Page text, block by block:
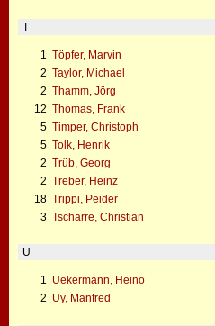
T
1 Töpfer, Marvin
2 Taylor, Michael
2 Thamm, Jörg
12 Thomas, Frank
5 Timper, Christoph
5 Tolk, Henrik
2 Trüb, Georg
2 Treber, Heinz
18 Trippi, Peider
3 Tscharre, Christian
U
1 Uekermann, Heino
2 Uy, Manfred